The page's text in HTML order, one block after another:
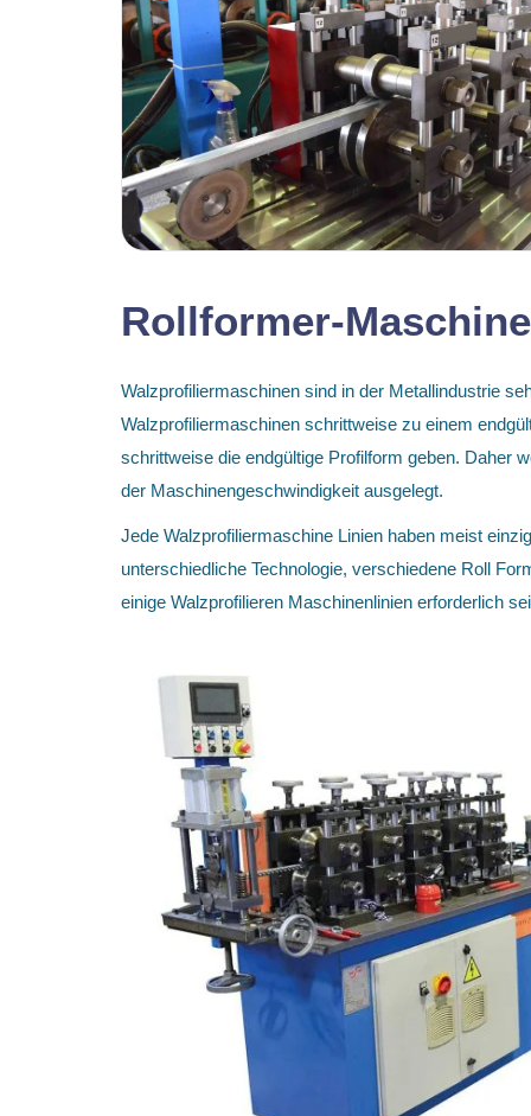
Rollformer-Maschine
Walzprofiliermaschinen sind in der Metallindustrie
Walzprofiliermaschinen schrittweise zu einem
schrittweise die endgültige Profilform geben. Daher
der Maschinengeschwindigkeit ausgelegt.
Jede Walzprofiliermaschine Linien haben meist
unterschiedliche Technologie, verschiedene Roll
einige Walzprofilieren Maschinenlinien erforderlich